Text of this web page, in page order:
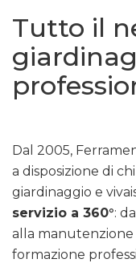
Tutto il
Dal 2005,
a disposizione di
giardinaggio e
servizio a 360°:
alla manutenzione
formazione